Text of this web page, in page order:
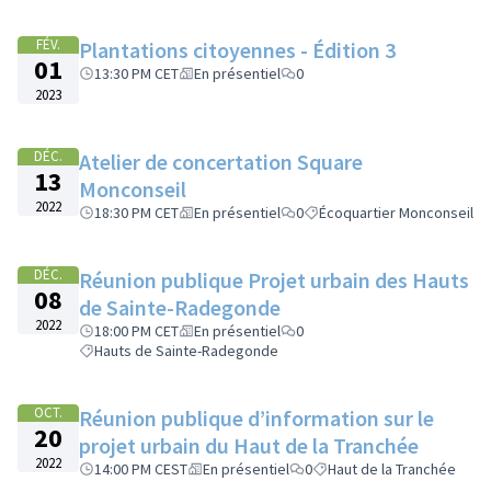
FÉV.
01
2023
Plantations citoyennes - Édition 3
13:30 PM CET En présentiel 0
DÉC.
13
2022
Atelier de concertation Square
Monconseil
18:30 PM CET En présentiel 0 Écoquartier Monconseil
DÉC.
08
2022
Réunion publique Projet urbain des Hauts
de Sainte-Radegonde
18:00 PM CET En présentiel
0
Hauts de Sainte-Radegonde
OCT.
20
2022
Réunion publique d’information sur le
projet urbain du Haut de la Tranchée
14:00 PM CEST En présentiel 0 Haut de la Tranchée